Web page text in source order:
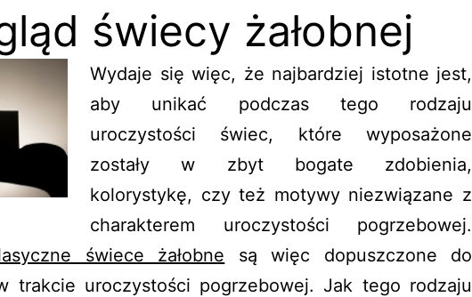
świecy żałobnej
Wydaje się więc, że najbardziej istotne jest,
aby unikać podczas tego rodzaju
uroczystości świec, które wyposażone
zostały w zbyt bogate zdobienia,
kolorystykę, czy też motywy niezwiązane z
charakterem uroczystości pogrzebowej.
świece żałobne są więc dopuszczone do
trakcie uroczystości pogrzebowej. Jak tego rodzaju